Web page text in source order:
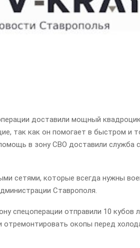
доставили мощный
так как он помогает в быстром и
в зону СВО доставили служба
сетями, которые всегда нужны
Ставрополя.
спецоперации отправили 10 кубов
окопы перед